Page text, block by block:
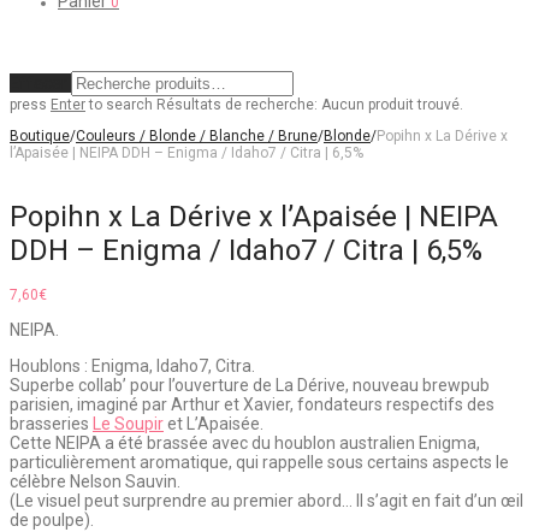
press Enterto search Résultats de recherche: Aucun produit trouvé.
Boutique/Couleurs / Blonde / Blanche / Brune/Blonde/Popihn x La Dérive x
l’Apaisée | NEIPA DDH – Enigma / Idaho7 / Citra | 6,5%
Popihn x La Dérive x l’Apaisée | NEIPA
DDH – Enigma / Idaho7 / Citra | 6,5%
7,60€
NEIPA.
Houblons : Enigma, Idaho7, Citra.
Superbe collab’ pour l’ouverture de La Dérive, nouveau brewpub
parisien, imaginé par Arthur et Xavier, fondateurs respectifs des
brasseries
Le Soupiret L’Apaisée.
Cette NEIPA a été brassée avec du houblon australien Enigma,
particulièrement aromatique, qui rappelle sous certains aspects le
célèbre Nelson Sauvin.
(Le visuel peut surprendre au premier abord… Il s’agit en fait d’un œil
de poulpe).